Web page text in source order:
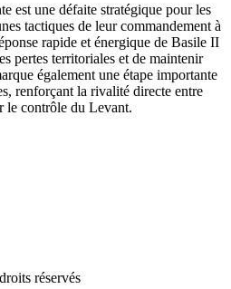
est une défaite stratégique pour les
tactiques de leur commandement à
rapide et énergique de Basile II
pertes territoriales et de maintenir
également une étape importante
renforçant la rivalité directe entre
le contrôle du Levant.
réservés